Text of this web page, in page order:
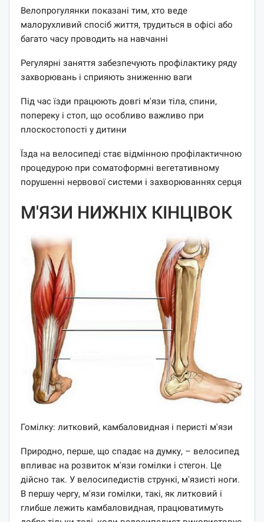
Велопрогулянки показані тим, хто веде
малорухливий спосіб життя, трудиться в офісі або
багато часу проводить на навчанні
Регулярні заняття забезпечують профілактику ряду
захворювань і сприяють зниженню ваги
Під час їзди працюють довгі м'язи тіла, спини,
попереку і стоп, що особливо важливо при
плоскостопості у дитини
Їзда на велосипеді стає відмінною профілактичною
процедурою при соматоформні вегетативному
порушенні нервової системи і захворюваннях серця
М'ЯЗИ НИЖНІХ КІНЦІВОК
Гомілку: литковий, камбаловидная і перисті м'язи
Природно, перше, що спадає на думку, – велосипед
впливає на розвиток м'язи гомілки і стегон. Це
дійсно так. У велосипедистів стрункі, м'язисті ноги.
В першу чергу, м'язи гомілки, такі, як литковий і
глибше лежить камбаловидная, працюватимуть